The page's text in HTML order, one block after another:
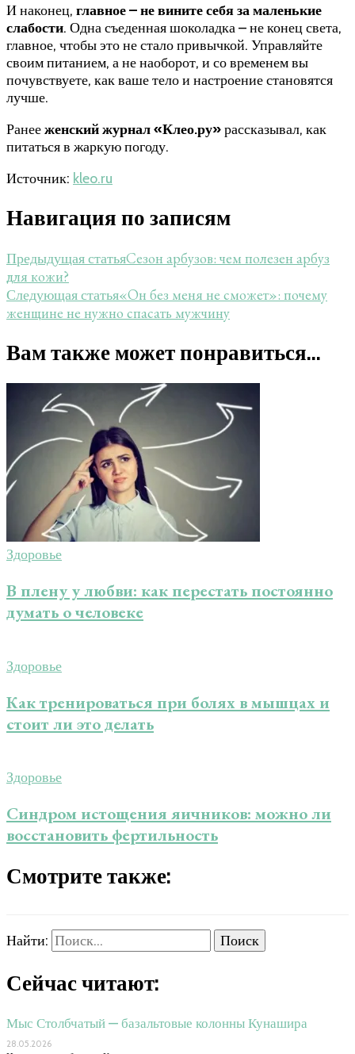
И наконец, главное – не вините себя за маленькие
слабости. Одна съеденная шоколадка – не конец света,
главное, чтобы это не стало привычкой. Управляйте
своим питанием, а не наоборот, и со временем вы
почувствуете, как ваше тело и настроение становятся
лучше.
Ранееженский журнал «Клео.ру»рассказывал, как
питаться в жаркую погоду.
Источник: kleo.ru
Навигация по записям
Предыдущая статьяСезон арбузов: чем полезен арбуз
для кожи?
Следующая статья«Он без меня не сможет»: почему
женщине не нужно спасать мужчину
Вам также может понравиться...
Здоровье
В плену у любви: как перестать постоянно
думать о человеке
Здоровье
Как тренироваться при болях в мышцах и
стоит ли это делать
Здоровье
Синдром истощения яичников: можно ли
восстановить фертильность
Смотрите также:
Найти:
Сейчас читают:
Мыс Столбчатый — базальтовые колонны Кунашира
28.05.2026